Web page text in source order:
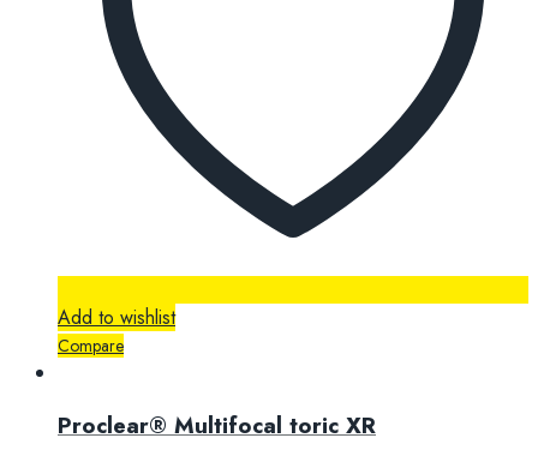
Add to wishlist
Compare
Proclear® Multifocal toric XR